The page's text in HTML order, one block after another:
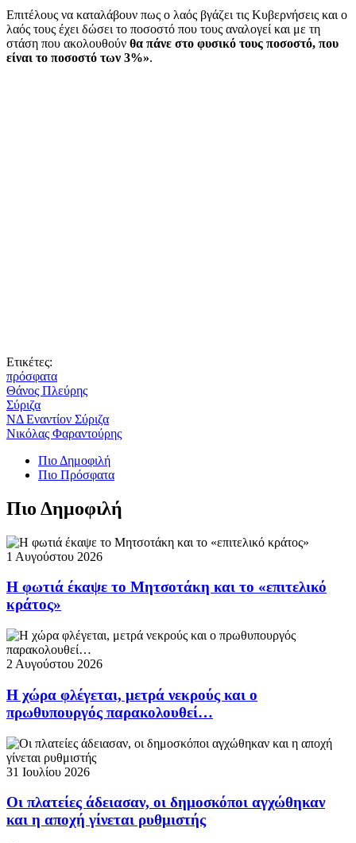
Επιτέλους να καταλάβουν πως ο λαός βγάζει τις Κυβερνήσεις και ο
λαός τους έχει δώσει το ποσοστό που τους αναλογεί και με τη
στάση που ακολουθούν θα πάνε στο φυσικό τους ποσοστό, που
είναι το ποσοστό των 3%».
Ετικέτες:
πρόσφατα
Θάνος Πλεύρης
Σύριζα
ΝΔ Εναντίον Σύριζα
Νικόλας Φαραντούρης
Πιο Δημοφιλή
Πιο Πρόσφατα
Πιο Δημοφιλή
1 Αυγούστου 2026
Η φωτιά έκαψε το Μητσοτάκη και το «επιτελικό
κράτος»
2 Αυγούστου 2026
Η χώρα φλέγεται, μετρά νεκρούς και ο
πρωθυπουργός παρακολουθεί…
31 Ιουλίου 2026
Οι πλατείες άδειασαν, οι δημοσκόποι αγχώθηκαν
και η αποχή γίνεται ρυθμιστής